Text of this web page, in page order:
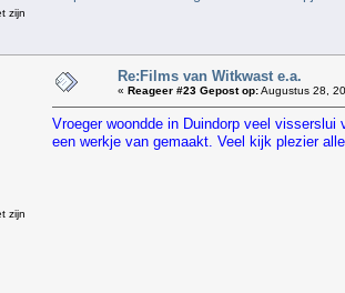
zijn
zijn
Re:Films van Witkwast e.a.
« Reageer #23 Gepost op:Augustus 28,
Vroeger woondde in Duindorp veel
een werkje van gemaakt. Veel kijk plezier